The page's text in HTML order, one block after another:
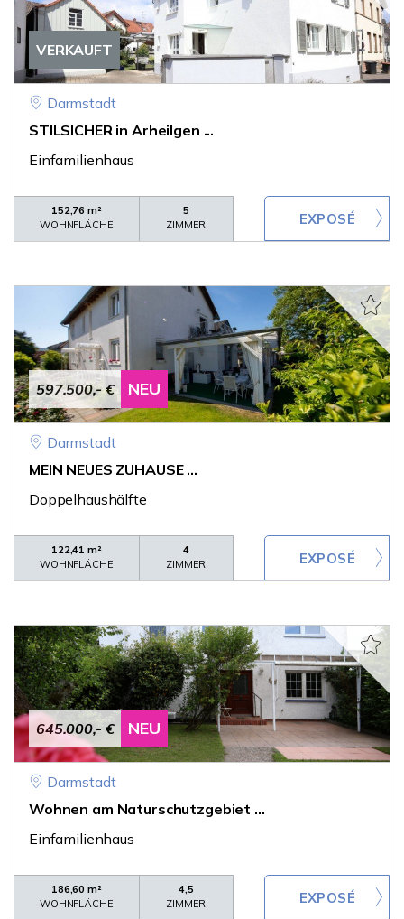
VERKAUFT
Darmstadt
STILSICHER in Arheilgen ...
Einfamilienhaus
152,76 m²
WOHNFLÄCHE
5
ZIMMER
597.500,- € NEU
Darmstadt
MEIN NEUES ZUHAUSE ...
Doppelhaushälfte
122,41 m²
WOHNFLÄCHE
4
ZIMMER
645.000,- € NEU
Darmstadt
Wohnen am Naturschutzgebiet ...
Einfamilienhaus
186,60 m²
WOHNFLÄCHE
4,5
ZIMMER